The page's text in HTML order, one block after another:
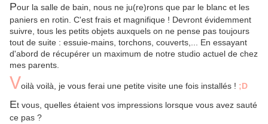
Pour la salle de bain, nous ne ju(re)rons que par le blanc et les
paniers en rotin. C'est frais et magnifique ! Devront évidemment
suivre, tous les petits objets auxquels on ne pense pas toujours
tout de suite : essuie-mains, torchons, couverts,... En essayant
d'abord de récupérer un maximum de notre studio actuel de chez
mes parents.
Voilà voilà, je vous ferai une petite visite une fois installés ! ;D
Et vous, quelles étaient vos impressions lorsque vous avez sauté
ce pas ?